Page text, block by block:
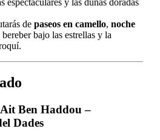
espectaculares y las dunas doradas
de paseos en camello, noche
bereber bajo las estrellas y la
Ben Haddou –
Dades